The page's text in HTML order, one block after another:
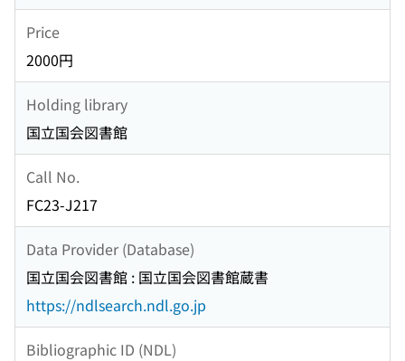
Price
2000円
Holding library
国立国会図書館
Call No.
FC23-J217
Data Provider (Database)
国立国会図書館 : 国立国会図書館蔵書
https://ndlsearch.ndl.go.jp
Bibliographic ID (NDL)